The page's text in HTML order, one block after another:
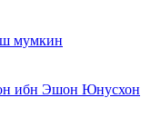
мумкин
ибн Эшон Юнусхон